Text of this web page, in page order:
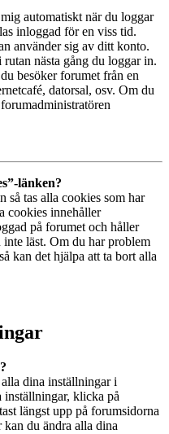
automatiskt när du loggar
inloggad för en viss tid.
använder sig av ditt konto.
nästa gång du loggar in.
besöker forumet från en
datorsal, osv. Om du
länken?
så tas alla cookies som har
cookies innehåller
på forumet och håller
läst. Om du har problem
kan det hjälpa att ta bort alla
dina inställningar i
inställningar, klicka på
längst upp på forumsidorna
du ändra alla dina